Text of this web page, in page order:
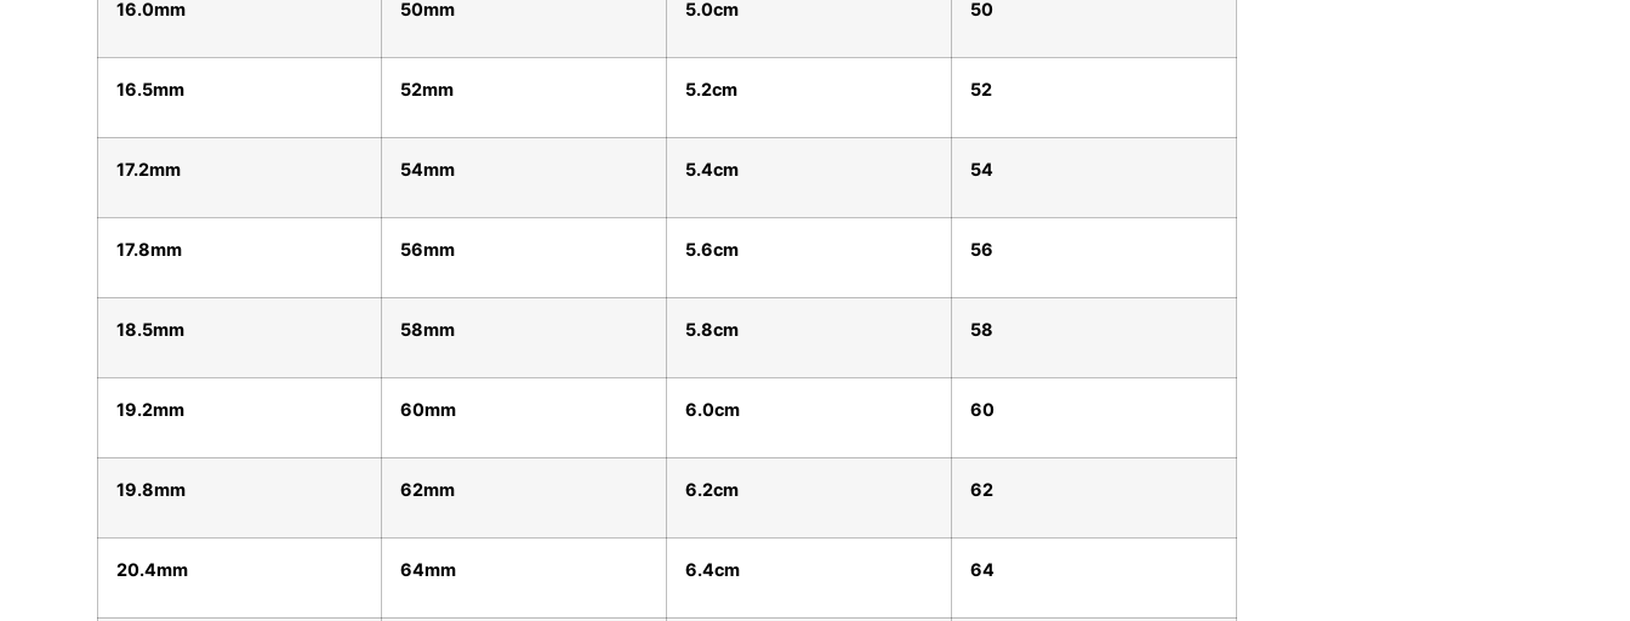
16.0mm 50mm 5.0cm 50
16.5mm 52mm 5.2cm 52
17.2mm 54mm 5.4cm 54
17.8mm 56mm 5.6cm 56
18.5mm 58mm 5.8cm 58
19.2mm 60mm 6.0cm 60
19.8mm 62mm 6.2cm 62
20.4mm 64mm 6.4cm 64